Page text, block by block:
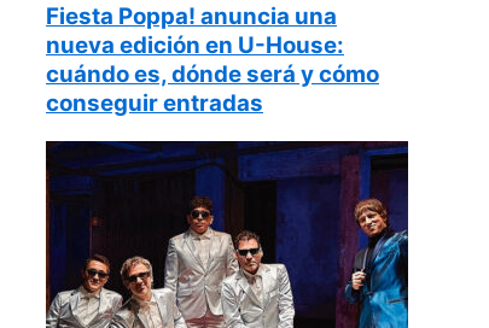
Fiesta Poppa! anuncia una
nueva edición en U-House:
cuándo es, dónde será y cómo
conseguir entradas